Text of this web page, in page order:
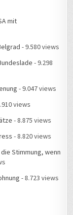
mit
- 9.580 views
- 9.298
- 9.047 views
views
- 8.875 views
- 8.820 views
Stimmung, wenn
- 8.723 views